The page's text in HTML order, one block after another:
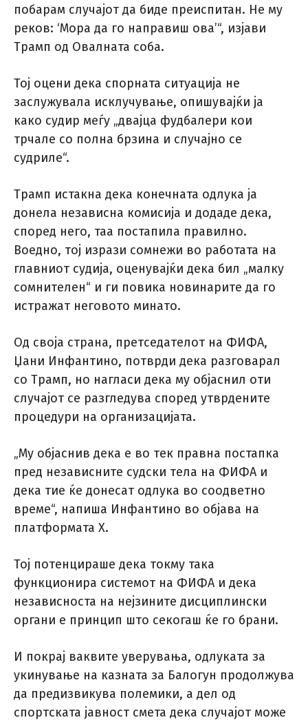
побарам случајот да биде преиспитан. Не му
реков: ‘Мора да го направиш ова’“, изјави
Трамп од Овалната соба.
Тој оцени дека спорната ситуација не
заслужувала исклучување, опишувајќи ја
како судир меѓу „двајца фудбалери кои
трчале со полна брзина и случајно се
судриле“.
Трамп истакна дека конечната одлука ја
донела независна комисија и додаде дека,
според него, таа постапила правилно.
Воедно, тој изрази сомнежи во работата на
главниот судија, оценувајќи дека бил „малку
сомнителен“ и ги повика новинарите да го
истражат неговото минато.
Од своја страна, претседателот на ФИФА,
Џани Инфантино, потврди дека разговарал
со Трамп, но нагласи дека му објаснил оти
случајот се разгледува според утврдените
процедури на организацијата.
„Му објаснив дека е во тек правна постапка
пред независните судски тела на ФИФА и
дека тие ќе донесат одлука во соодветно
време“, напиша Инфантино во објава на
платформата X.
Тој потенцираше дека токму така
функционира системот на ФИФА и дека
независноста на нејзините дисциплински
органи е принцип што секогаш ќе го брани.
И покрај ваквите уверувања, одлуката за
укинување на казната за Балогун продолжува
да предизвикува полемики, а дел од
спортската јавност смета дека случајот може